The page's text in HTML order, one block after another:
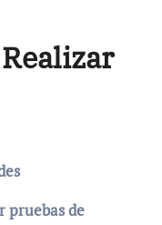
pruebas de